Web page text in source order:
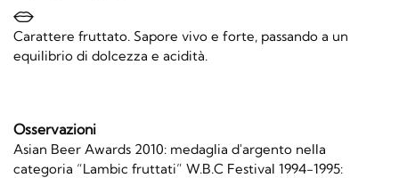
Carattere fruttato. Sapore vivo e forte, passando a un
equilibrio di dolcezza e acidità.
Osservazioni
Asian Beer Awards 2010: medaglia d'argento nella
categoria “Lambic fruttati” W.B.C Festival 1994-1995: